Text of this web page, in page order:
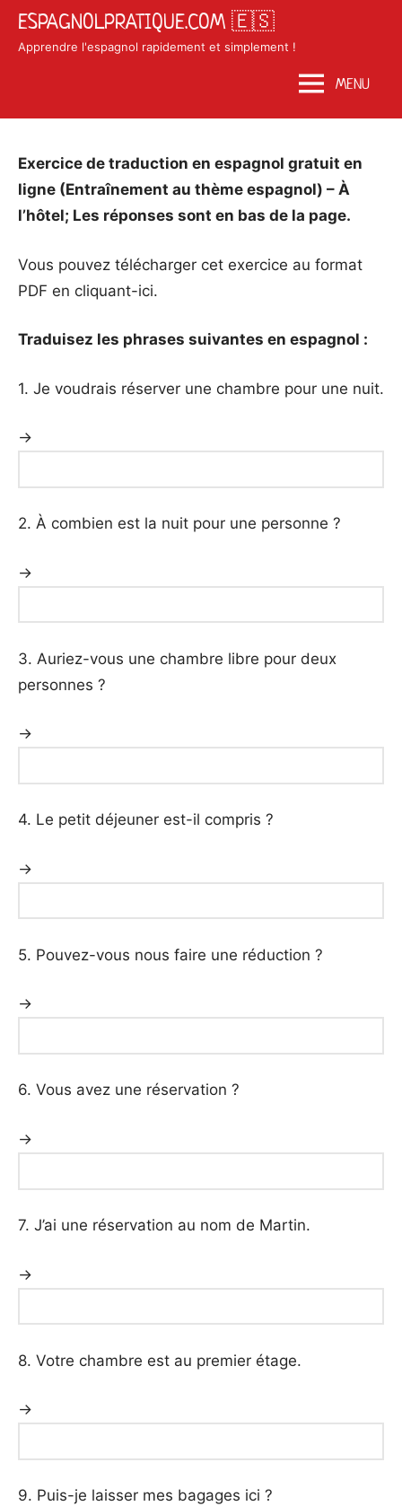
SkipESPAGNOLPRATIQUE.COM 🇪🇸
Apprendre l'espagnol rapidement et simplement !
MENU
Posted
on
12,
by
Matosan3142020
in
Exercices
Exercice de traduction en espagnol gratuit en
ligne (Entraînement au thème espagnol) – À
l’hôtel; Les réponses sont en bas de la page.
Vous pouvez télécharger cet exercice au format
PDF en cliquant-ici.
Traduisez les phrases suivantes en espagnol :
1. Je voudrais réserver une chambre pour une nuit.
→
2. À combien est la nuit pour une personne ?
→
3. Auriez-vous une chambre libre pour deux
personnes ?
→
4. Le petit déjeuner est-il compris ?
→
5. Pouvez-vous nous faire une réduction ?
→
6. Vous avez une réservation ?
→
7. J’ai une réservation au nom de Martin.
→
8. Votre chambre est au premier étage.
→
9. Puis-je laisser mes bagages ici ?